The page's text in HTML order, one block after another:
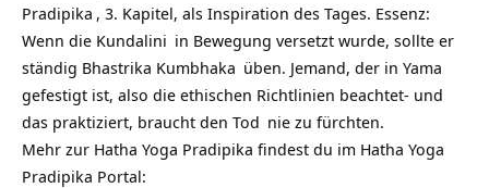
Pradipika , 3. Kapitel, als Inspiration des Tages. Essenz:
Wenn die Kundalini in Bewegung versetzt wurde, sollte er
ständig Bhastrika Kumbhaka üben. Jemand, der in Yama
gefestigt ist, also die ethischen Richtlinien beachtet- und
das praktiziert, braucht den Tod nie zu fürchten.
Mehr zur Hatha Yoga Pradipika findest du im Hatha Yoga
Pradipika Portal: